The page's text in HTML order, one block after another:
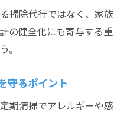
掃除代行ではなく、家族
の健全化にも寄与する重
。
守るポイント
期清掃でアレルギーや感